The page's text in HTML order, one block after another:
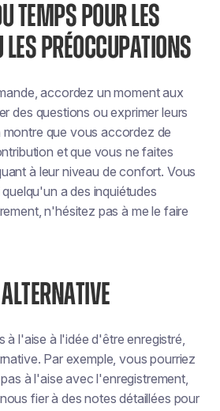
TEMPS POUR LES
PRÉOCCUPATIONS
accordez un moment aux
des questions ou exprimer leurs
que vous accordez de
et que vous ne faites
à leur niveau de confort. Vous
quelqu'un a des inquiétudes
n'hésitez pas à me le faire
à l'aise à l'idée d'être enregistré,
Par exemple, vous pourriez
à l'aise avec l'enregistrement,
fier à des notes détaillées pour